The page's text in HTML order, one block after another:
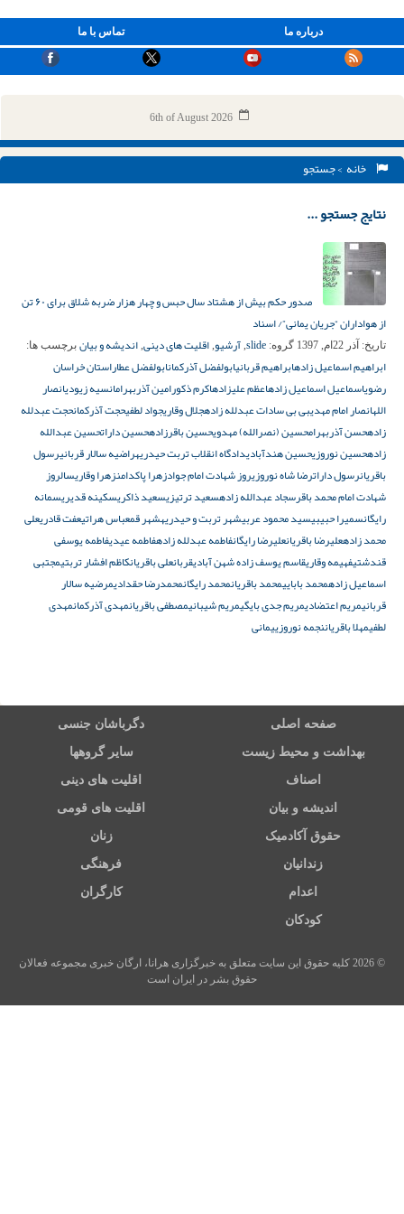
تماس با ما درباره ما
6th of August 2026
خانه > جستجو
نتایج جستجو ...
صدور حکم بیش از هشتاد سال حبس و چهار هزار ضربه شلاق برای ۶۰ تن
از هواداران “جریان یمانی”/ اسناد
تاریخ: آذر 22ام, 1397 گروه: slide
, آرشیو, اقلیت های دینی, اندیشه و بیان برچسب ها:
ابراهیم اسماعیل زادهابراهیم قربانیابولفضل آذرکمانابولفضل عطاراستان خراسان
رضویاسماعیل اسماعیل زادهاعظم علیزادهاکرم ذکورامین آذربهرامانسیه زیودیانصار
اللهانصار امام مهدیبی بی سادات عبدلله زادهجلال وقاریجواد لطفیحجت آذرکمانحجت عبدلله
زادهحسن آذربهرامحسین (نصرالله) مهدویحسین باقرزادهحسین داراتحسین عبدالله
زادهحسین نوروزیحسین هندآبادیدادگاه انقلاب تربت حیدریهراضیه سالار قربانیرسول
باقریانرسول داراترضا شاه نوروزیروز شهادت امام جوادزهرا پاکدامنزهرا وقاریسالروز
شهادت امام محمد باقرسجاد عبدالله زادهسعید ترتیزیسعید ذاکریسکینه قدیریسمانه
رایگانسمیرا حبیبیسید محمود عربیشهر تربت و حیدریهشهر قمعباس هراتیعفت قادریعلی
محمد زادهعلیرضا باقریانعلیرضا رایگانفاطمه عبدلله زادهفاطمه عیدیفاطمه یوسفی
قندشتیفهیمه وقاریقاسم یوسف زاده شهن آبادیقربانعلی باقریانکاظم افشار تربتیمجتبی
اسماعیل زادهمحمد باباییمحمد باقریانمحمد رایگانمحمدرضا حقدادیمرضیه سالار
قربانیمریم اعتضادیمریم جدی بایگیمریم شیبانیمصطفی باقریانمهدی آذرکمانمهدی
لطفیمهلا باقریاننجمه نوروزییمانی
صفحه اصلی دگرباشان جنسی
بهداشت و محیط زیست سایر گروهها
اصناف اقلیت های دینی
اندیشه و بیان اقلیت های قومی
حقوق آکادمیک زنان
زندانیان فرهنگی
اعدام کارگران
کودکان
© 2026 کلیه حقوق این سایت متعلق به خبرگزاری هرانا، ارگان خبری مجموعه فعالان
حقوق بشر در ایران است